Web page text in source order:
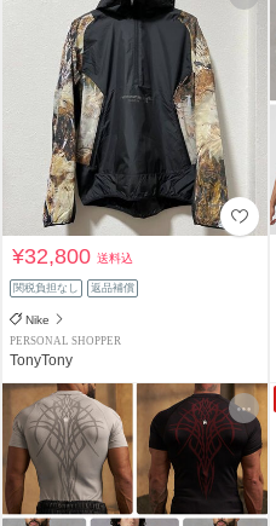
¥32,800送料込
関税負担なし 返品補償
Nike
PERSONAL SHOPPER
TonyTony